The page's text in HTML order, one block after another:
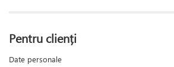
Pentru clienți
Date personale